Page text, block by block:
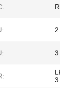
3
3